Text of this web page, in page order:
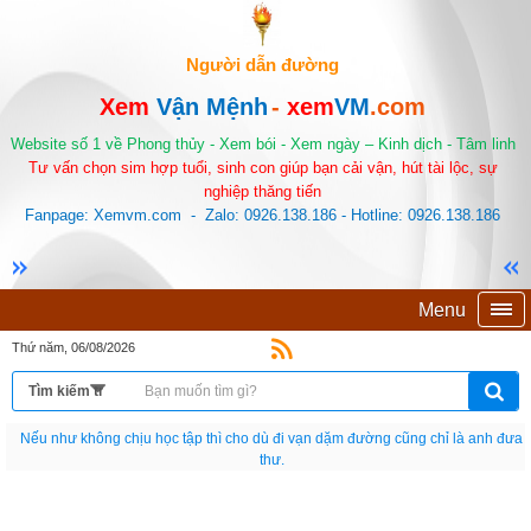
Người dẫn đường
Xem Vận Mệnh- xemVM.com
Website số 1 về Phong thủy - Xem bói - Xem ngày – Kinh dịch - Tâm linh
Tư vấn chọn sim hợp tuổi, sinh con giúp bạn cải vận, hút tài lộc, sự
nghiệp thăng tiến
Fanpage: Xemvm.com - Zalo: 0926.138.186 - Hotline: 0926.138.186
Menu
Thứ năm, 06/08/2026
Nếu như không chịu học tập thì cho dù đi vạn dặm đường cũng chỉ là anh đưa
thư.